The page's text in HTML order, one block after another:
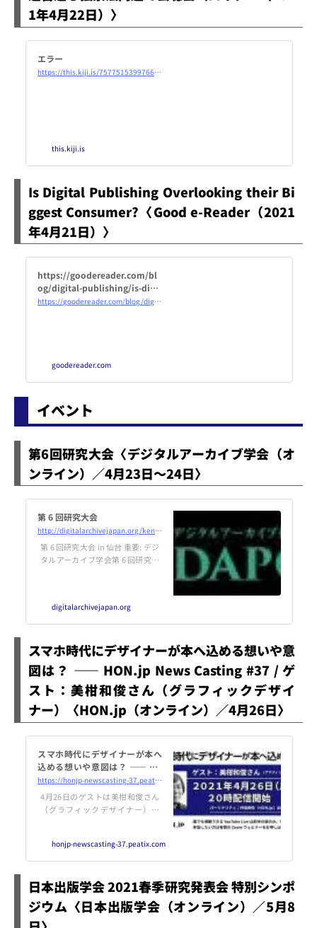
1年4月22日）〉
エラー
https://this.kiji.is/757751539976601600?c=491375730748638305
this.kiji.is
Is Digital Publishing Overlooking their Bi
ggest Consumer?〈Good e-Reader（2021
年4月21日）〉
https://goodereader.com/bl
og/digital-publishing/is-digit
al-publishing-overlooking-th
https://goodereader.com/blog/digital-publishing/is-digital-publishing-overlooking-their-biggest-consumer
goodereader.com
イベント
第6回研究大会〈デジタルアーカイブ学会（オ
ンライン）／4月23日～24日〉
第 6 回研究大会
http://digitalarchivejapan.org/kenkyutaikai/6th
第 6 回研究大会 in 仙台 重要: デジ
タルアーカイブ学会第 6 回研究大
なりました (2 … 続きを読む 第 6
回研究大会 →
digitalarchivejapan.org
スマホ時代にデザイナーが本へ込める想いや意
図は？ ―― HON.jp News Casting #37 / ゲ
スト：美柑和俊さん（グラフィックデザイ
ナー）〈HON.jp（オンライン）／4月26日〉
スマホ時代にデザイナーが本へ
込める想いや意図は？ ―― HO
N.jp News Casting #37 / ゲス
ト：美柑和俊さん（グラフィッ
クデザイナー）
https://honjp-newscasting-37.peatix.com
4月26日のゲストは美柑和俊さん
（グラフィックデザイナー）で
（Windows、Mac、Android、iP
hone）もし... powered by Peatix
honjp-newscasting-37.peatix.com
日本出版学会 2021春季研究発表会 特別シンポ
ジウム〈日本出版学会（オンライン）／5月8